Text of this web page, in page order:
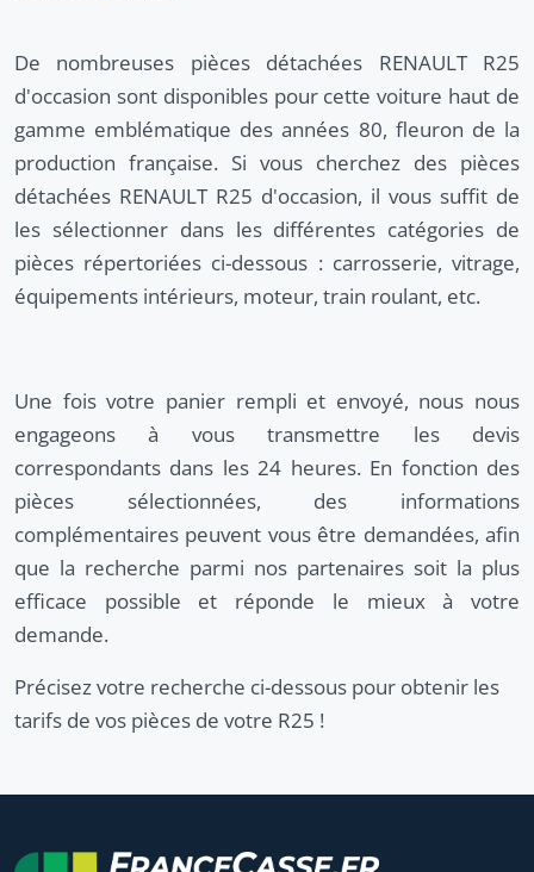
De nombreuses pièces détachées RENAULT R25
d'occasion sont disponibles pour cette voiture haut de
gamme emblématique des années 80, fleuron de la
production française. Si vous cherchez des pièces
détachées RENAULT R25 d'occasion, il vous suffit de
les sélectionner dans les différentes catégories de
pièces répertoriées ci-dessous : carrosserie, vitrage,
équipements intérieurs, moteur, train roulant, etc.
Une fois votre panier rempli et envoyé, nous nous
engageons à vous transmettre les devis
correspondants dans les 24 heures. En fonction des
pièces sélectionnées, des informations
complémentaires peuvent vous être demandées, afin
que la recherche parmi nos partenaires soit la plus
efficace possible et réponde le mieux à votre
demande.
Précisez votre recherche ci-dessous pour obtenir les
tarifs de vos pièces de votre R25 !